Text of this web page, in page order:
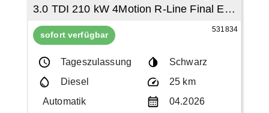
3.0 TDI 210 kW 4Motion R-Line Final Edition
sofort verfügbar
531834
Tageszulassung
Schwarz
Diesel
25 km
Automatik
04.2026